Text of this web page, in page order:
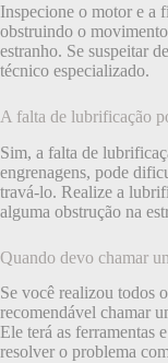
Inspecione o motor e a
obstruindo o
estranho. Se suspeitar
técnico especializado.
A falta de lubrificação
Sim, a falta de
engrenagens, pode
travá-lo. Realize a
alguma obstrução na
Quando devo chamar
Se você realizou todos
recomendável chamar
Ele terá as ferramentas
resolver o problema